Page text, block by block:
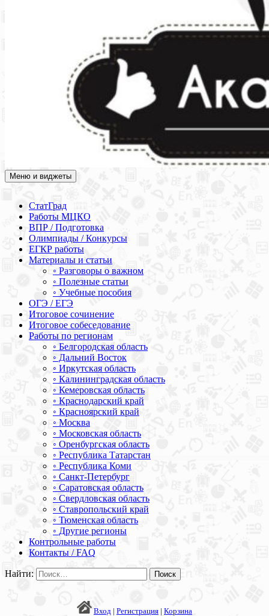
Академия СОВА
Подготовка к ЕГЭ, ОГЭ, ВПР, МЦКО, СтатГрад, КДР, ВОШ,
Меню и виджеты
СтатГрад
Работы МЦКО
ВПР / Подготовка
Олимпиады / Конкурсы
ЕГКР работы
Материалы и статьи
◦ Разговоры о важном
◦ Полезные статьи
◦ Учебные пособия
ОГЭ / ЕГЭ
Итоговое сочинение
Итоговое собеседование
Работы по регионам
◦ Белгородская область
◦ Дальний Восток
◦ Иркутская область
◦ Калининградская область
◦ Кемеровская область
◦ Краснодарский край
◦ Красноярский край
◦ Москва
◦ Московская область
◦ Оренбургская область
◦ Республика Татарстан
◦ Республика Коми
◦ Санкт-Петербург
◦ Саратовская область
◦ Свердловская область
◦ Ставропольский край
◦ Тюменская область
◦ Другие регионы
Контрольные работы
Контакты / FAQ
Найти:
Вход | Регистрация | Корзина